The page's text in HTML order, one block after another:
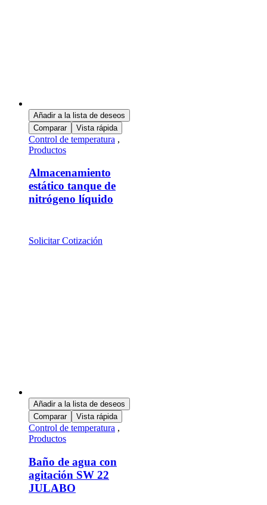
Añadir a la lista de deseos
Comparar
Vista rápida
Control de temperatura ,
Productos
Almacenamiento
estático tanque de
nitrógeno líquido
Solicitar Cotización
Añadir a la lista de deseos
Comparar
Vista rápida
Control de temperatura ,
Productos
Baño de agua con
agitación SW 22
JULABO